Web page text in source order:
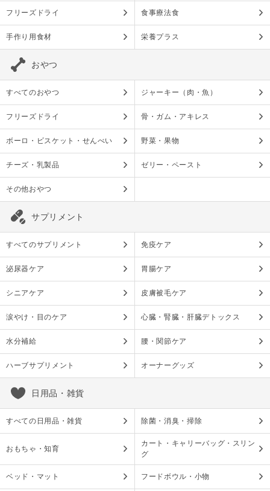
フリーズドライ 食事療法食
手作り用食材 栄養プラス
おやつ
すべてのおやつ ジャーキー（肉・魚）
フリーズドライ 骨・ガム・アキレス
ボーロ・ビスケット・せんべい 野菜・果物
チーズ・乳製品 ゼリー・ペースト
その他おやつ
サプリメント
すべてのサプリメント 免疫ケア
泌尿器ケア 胃腸ケア
シニアケア 皮膚被毛ケア
涙やけ・目のケア 心臓・腎臓・肝臓デトックス
水分補給 腰・関節ケア
ハーブサプリメント オーナーグッズ
日用品・雑貨
すべての日用品・雑貨 除菌・消臭・掃除
おもちゃ・知育
カート・キャリーバッグ・スリン
グ
ベッド・マット フードボウル・小物